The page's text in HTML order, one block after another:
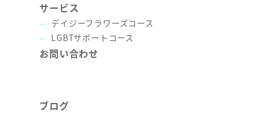
サービス
デイジーフラワーズコース
LGBTサポートコース
お問い合わせ
ブログ